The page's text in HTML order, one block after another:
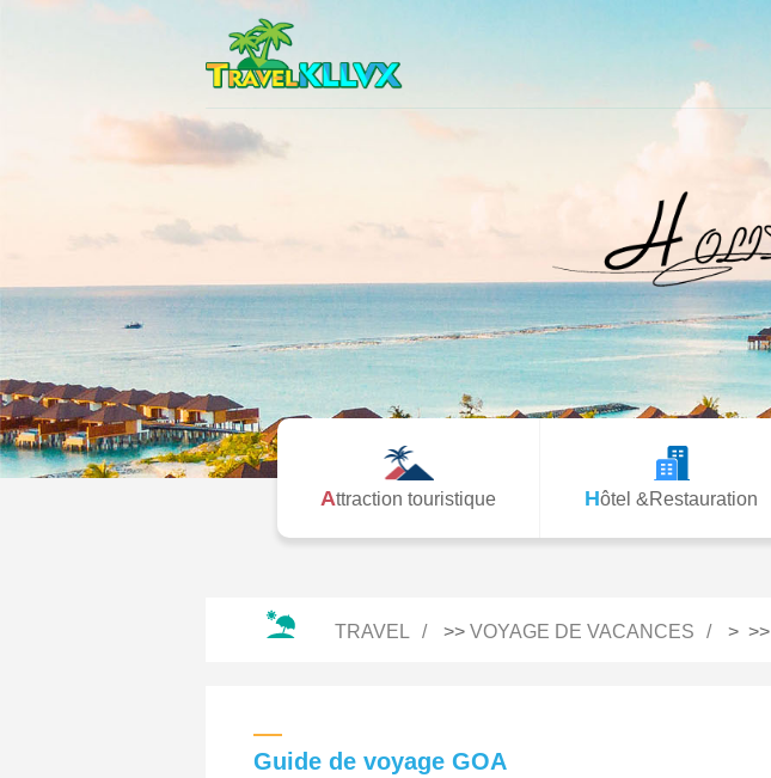
Attraction touristique Hôtel &Restauration
TRAVEL >> VOYAGE DE VACANCES > >>
Guide de voyage GOA